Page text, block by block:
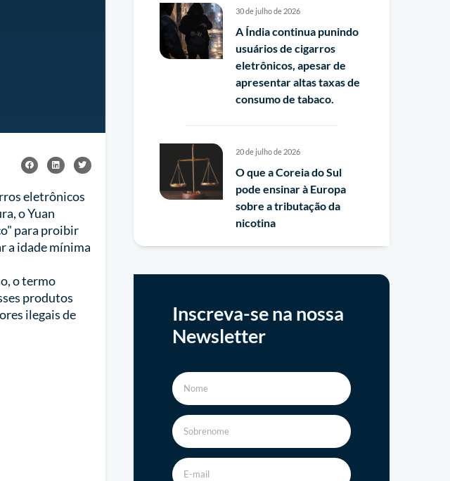
eletrônicos
o Yuan
para proibir
a idade mínima
o termo
produtos
ilegais de
30 de julho de 2026
A Índia continua punindo
usuários de cigarros
eletrônicos, apesar de
apresentar altas taxas de
consumo de tabaco.
20 de julho de 2026
O que a Coreia do Sul
pode ensinar à Europa
sobre a tributação da
nicotina
Inscreva-se na nossa
Newsletter